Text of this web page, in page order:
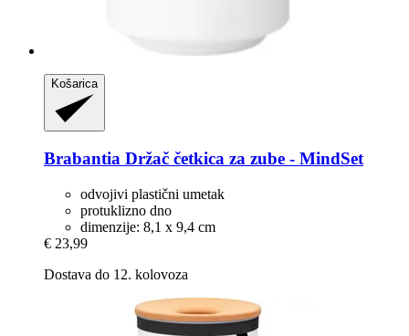
Košarica
Brabantia Držač četkica za zube -​ MindSet
odvojivi plastični umetak
protuklizno dno
dimenzije: 8,1 x 9,4 cm
€ 23,99
Dostava do 12. kolovoza